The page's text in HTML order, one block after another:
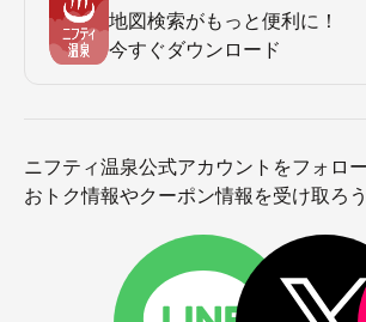
地図検索がもっと便利に！
今すぐダウンロード
ニフティ温泉公式アカウントをフォロ
おトク情報やクーポン情報を受け取ろう